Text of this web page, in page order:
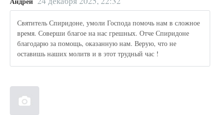
Святитель Спиридоне, умоли Господа помочь нам в сложное
время. Соверши благое на нас грешных. Отче Спиридоне
благодарю за помощь, оказанную нам. Верую, что не
оставишь наших молитв и в этот трудный час !